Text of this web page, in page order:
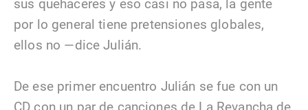
sus quehaceres y eso casi no pasa, la gente
por lo general tiene pretensiones globales,
ellos no —dice Julián.
De ese primer encuentro Julián se fue con un
CD con un par de canciones de La Revancha de